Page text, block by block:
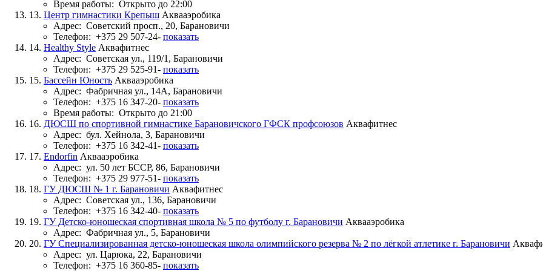
Время работы: Открыто до 22:00
13. Центр гимнастики Крепыш Аквааэробика
Адрес: Советский просп., 20, Барановичи
Телефон: +375 29 507-24- показать
14. Healthy Style Аквафитнес
Адрес: Советская ул., 119/1, Барановичи
Телефон: +375 29 525-91- показать
15. Бассейн Юность Аквааэробика
Адрес: Фабричная ул., 14А, Барановичи
Телефон: +375 16 347-20- показать
Время работы: Открыто до 21:00
16. ДЮСШ по спортивной гимнастике Барановичского ГФСК профсоюзов Аквафитнес
Адрес: бул. Хейнола, 3, Барановичи
Телефон: +375 16 342-41- показать
17. Endorfin Аквааэробика
Адрес: ул. 50 лет БССР, 86, Барановичи
Телефон: +375 29 977-51- показать
18. ГУ ДЮСШ № 1 г. Барановичи Аквафитнес
Адрес: Советская ул., 136, Барановичи
Телефон: +375 16 342-40- показать
19. ГУ Детско-юношеская спортивная школа № 5 по футболу г. Барановичи Аквааэробика
Адрес: Фабричная ул., 5, Барановичи
20. ГУ Специализированная детско-юношеская школа олимпийского резерва № 2 по лёгкой атлетике г. Барановичи
Адрес: ул. Царюка, 22, Барановичи
Телефон: +375 16 360-85- показать